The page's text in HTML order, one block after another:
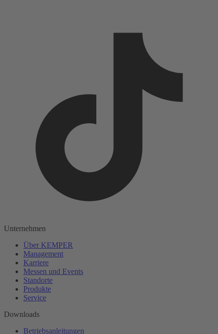
Unternehmen
Über KEMPER
Management
Karriere
Messen und Events
Standorte
Produkte
Service
Downloads
Betriebsanleitungen